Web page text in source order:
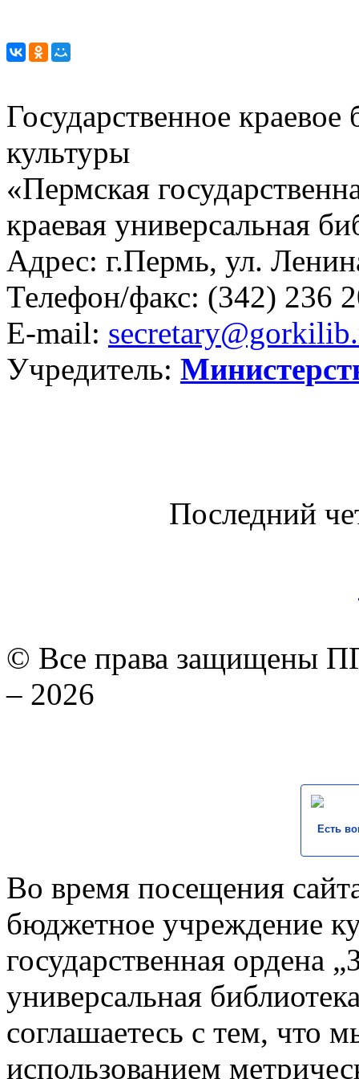
Государственное
культуры
«Пермская
краевая универсальная
Адрес: г.Пермь, ул.
Телефон/факс: (342) 236
E-mail:
Учредитель:
Последний
© Все права защищены
– 2026
Есть
Во время посещения
бюджетное учреждение
государственная ордена
универсальная
соглашаетесь с тем, что
использованием